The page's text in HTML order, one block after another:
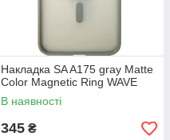
Накладка SA A175 gray Matte
Color Magnetic Ring WAVE
В наявності
345 ₴